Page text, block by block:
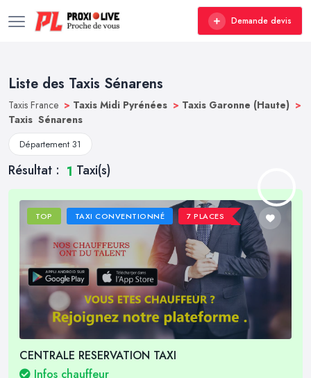
Demande devis
Liste des Taxis Sénarens
Taxis France > Taxis Midi Pyrénées > Taxis Garonne (Haute) >
Taxis Sénarens
Département 31
Résultat : 1 Taxi(s)
TOP TAXI CONVENTIONNÉ 7 PLACES
CENTRALE RESERVATION TAXI
Infos chauffeur